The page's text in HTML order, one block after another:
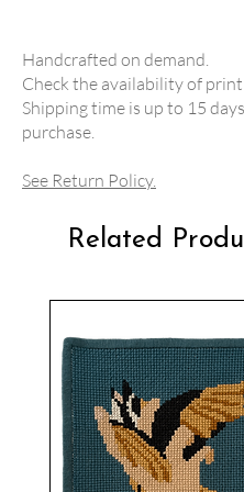
Handcrafted on demand.
Check the availability of
Shipping time is up to 15
purchase.
See Return Policy.
Related